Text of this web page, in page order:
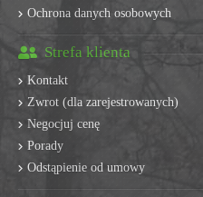
Ochrona danych osobowych
Strefa klienta
Kontakt
Zwrot (dla zarejestrowanych)
Negocjuj cenę
Porady
Odstąpienie od umowy